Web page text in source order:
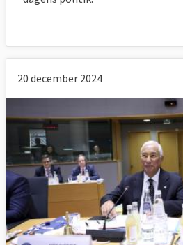
20 december 2024